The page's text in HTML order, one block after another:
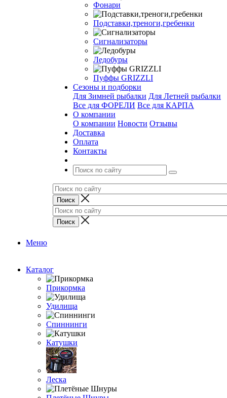
Фонари
Подставки,треноги,гребенки
Сигнализаторы
Ледобуры
Пуффы GRIZZLI
Сезоны и подборки
Для Зимней рыбалки Для Летней рыбалки
Все для ФОРЕЛИ Все для КАРПА
О компании
О компании Новости Отзывы
Доставка
Оплата
Контакты
Меню
Каталог
Прикормка
Удилища
Спиннинги
Катушки
Леска